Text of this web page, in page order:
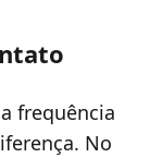
frequência
No